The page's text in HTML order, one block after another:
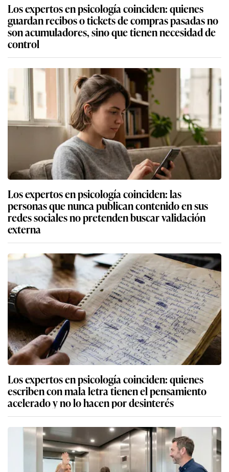
Los expertos en psicología coinciden: quienes
guardan recibos o tickets de compras pasadas no
son acumuladores, sino que tienen necesidad de
control
Los expertos en psicología coinciden: las
personas que nunca publican contenido en sus
redes sociales no pretenden buscar validación
externa
Los expertos en psicología coinciden: quienes
escriben con mala letra tienen el pensamiento
acelerado y no lo hacen por desinterés